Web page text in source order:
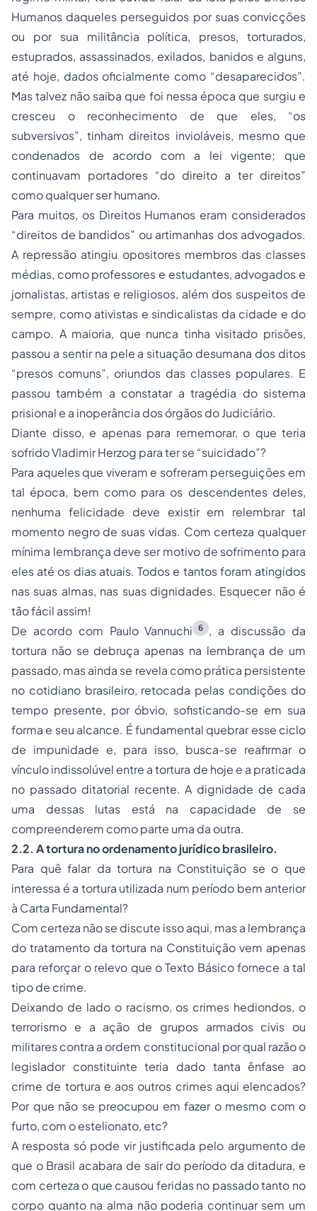
Humanos daqueles perseguidos por suas convicções
ou por sua militância política, presos, torturados,
estuprados, assassinados, exilados, banidos e alguns,
até hoje, dados oficialmente como “desaparecidos”.
Mas talvez não saiba que foi nessa época que surgiu e
cresceu o reconhecimento de que eles, “os
subversivos”, tinham direitos invioláveis, mesmo que
condenados de acordo com a lei vigente; que
continuavam portadores “do direito a ter direitos”
como qualquer ser humano.
Para muitos, os Direitos Humanos eram considerados
“direitos de bandidos” ou artimanhas dos advogados.
A repressão atingiu opositores membros das classes
médias, como professores e estudantes, advogados e
jornalistas, artistas e religiosos, além dos suspeitos de
sempre, como ativistas e sindicalistas da cidade e do
campo. A maioria, que nunca tinha visitado prisões,
passou a sentir na pele a situação desumana dos ditos
“presos comuns”, oriundos das classes populares. E
passou também a constatar a tragédia do sistema
prisional e a inoperância dos órgãos do Judiciário.
Diante disso, e apenas para rememorar, o que teria
sofrido Vladimir Herzog para ter se “suicidado”?
Para aqueles que viveram e sofreram perseguições em
tal época, bem como para os descendentes deles,
nenhuma felicidade deve existir em relembrar tal
momento negro de suas vidas. Com certeza qualquer
mínima lembrança deve ser motivo de sofrimento para
eles até os dias atuais. Todos e tantos foram atingidos
nas suas almas, nas suas dignidades. Esquecer não é
tão fácil assim!
De acordo com Paulo Vannuchi 6
, a discussão da
tortura não se debruça apenas na lembrança de um
passado, mas ainda se revela como prática persistente
no cotidiano brasileiro, retocada pelas condições do
tempo presente, por óbvio, sofisticando-se em sua
forma e seu alcance. É fundamental quebrar esse ciclo
de impunidade e, para isso, busca-se reafirmar o
vínculo indissolúvel entre a tortura de hoje e a praticada
no passado ditatorial recente. A dignidade de cada
uma dessas lutas está na capacidade de se
compreenderem como parte uma da outra.
2.2. A tortura no ordenamento jurídico brasileiro.
Para quê falar da tortura na Constituição se o que
interessa é a tortura utilizada num período bem anterior
à Carta Fundamental?
Com certeza não se discute isso aqui, mas a lembrança
do tratamento da tortura na Constituição vem apenas
para reforçar o relevo que o Texto Básico fornece a tal
tipo de crime.
Deixando de lado o racismo, os crimes hediondos, o
terrorismo e a ação de grupos armados civis ou
militares contra a ordem constitucional por qual razão o
legislador constituinte teria dado tanta ênfase ao
crime de tortura e aos outros crimes aqui elencados?
Por que não se preocupou em fazer o mesmo com o
furto, com o estelionato, etc?
A resposta só pode vir justificada pelo argumento de
que o Brasil acabara de sair do período da ditadura, e
com certeza o que causou feridas no passado tanto no
corpo quanto na alma não poderia continuar sem um